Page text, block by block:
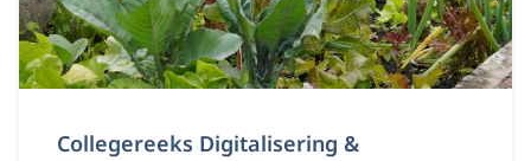
Collegereeks Digitalisering &